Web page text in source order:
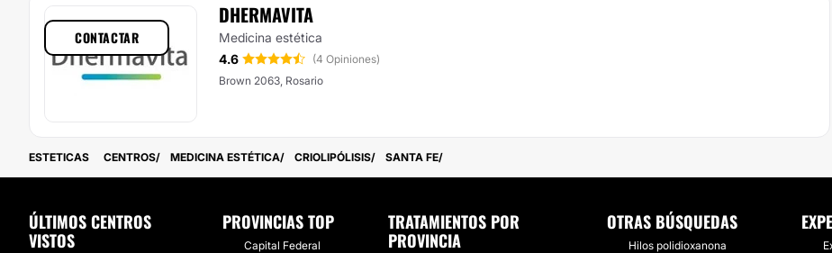
DHERMAVITA
Medicina estética
4.6
(4 Opiniones)
Brown 2063, Rosario
CONTACTAR
ESTETICAS CENTROS MEDICINA ESTÉTICA CRIOLIPÓLISIS SANTA FE
ÚLTIMOS CENTROS
VISTOS
PROVINCIAS TOP
Capital Federal
TRATAMIENTOS POR
PROVINCIA
OTRAS BÚSQUEDAS
Hilos polidioxanona